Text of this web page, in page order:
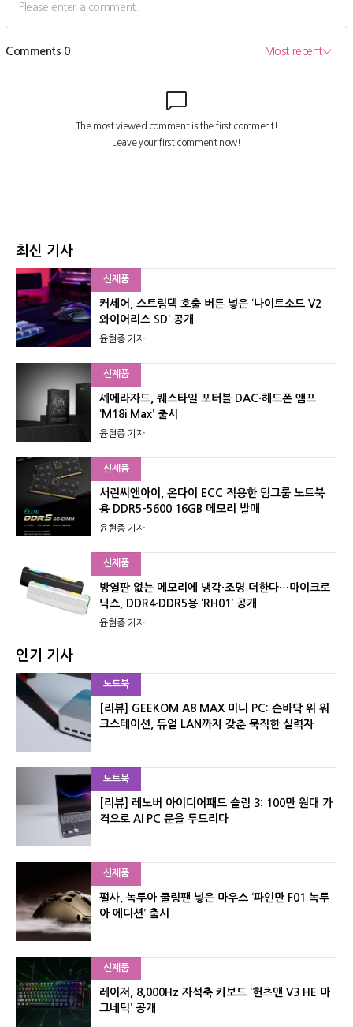
최신 기사
신제품
커세어, 스트림덱 호출 버튼 넣은 ‘나이트소드 V2
와이어리스 SD’ 공개
윤현종 기자
신제품
셰에라자드, 퀘스타일 포터블 DAC·헤드폰 앰프
‘M18i Max’ 출시
윤현종 기자
신제품
서린씨앤아이, 온다이 ECC 적용한 팀그룹 노트북
용 DDR5-5600 16GB 메모리 발매
윤현종 기자
신제품
방열판 없는 메모리에 냉각·조명 더한다…마이크로
닉스, DDR4·DDR5용 ‘RH01’ 공개
윤현종 기자
인기 기사
노트북
[리뷰] GEEKOM A8 MAX 미니 PC: 손바닥 위 워
크스테이션, 듀얼 LAN까지 갖춘 묵직한 실력자
노트북
[리뷰] 레노버 아이디어패드 슬림 3: 100만 원대 가
격으로 AI PC 문을 두드리다
신제품
펄사, 녹투아 쿨링팬 넣은 마우스 ‘파인만 F01 녹투
아 에디션’ 출시
신제품
레이저, 8,000Hz 자석축 키보드 ‘헌츠맨 V3 HE 마
그네틱’ 공개